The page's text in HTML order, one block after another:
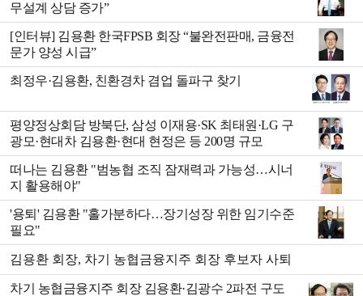
무설계 상담 증가”
[인터뷰] 김용환 한국FPSB 회장 “불완전판매, 금융전
문가 양성 시급”
최정우·김용환, 친환경차 겸업 돌파구 찾기
평양정상회담 방북단, 삼성 이재용·SK 최태원·LG 구
광모·현대차 김용환·현대 현정은 등 200명 규모
떠나는 김용환 "범농협 조직 잠재력과 가능성…시너
지 활용해야"
'용퇴' 김용환 "홀가분하다…장기성장 위한 임기수준
필요"
김용환 회장, 차기 농협금융지주 회장 후보자 사퇴
차기 농협금융지주 회장 김용환·김광수 2파전 구도